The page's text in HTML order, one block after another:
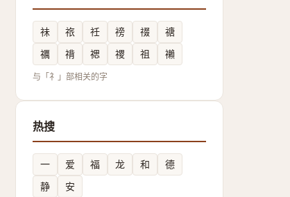
祙 祣 祍 䄘 䄌
禟
禲
禙 禗 禝 祖 䄤
与「礻」部相关的字
热搜
一 爱 福 龙 和
德
静
安